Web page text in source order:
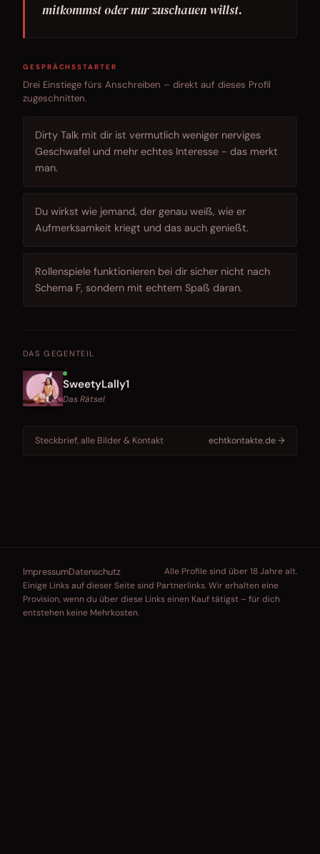
mitkommst oder nur zuschauen willst.
GESPRÄCHSSTARTER
Drei Einstiege fürs Anschreiben – direkt auf dieses Profil
zugeschnitten.
Dirty Talk mit dir ist vermutlich weniger nerviges
Geschwafel und mehr echtes Interesse - das merkt
man.
Du wirkst wie jemand, der genau weiß, wie er
Aufmerksamkeit kriegt und das auch genießt.
Rollenspiele funktionieren bei dir sicher nicht nach
Schema F, sondern mit echtem Spaß daran.
DAS GEGENTEIL
SweetyLally1
Das Rätsel
Steckbrief, alle Bilder & Kontakt echtkontakte.de →
ImpressumDatenschutz
Alle Profile sind über 18 Jahre alt.
Einige Links auf dieser Seite sind Partnerlinks. Wir erhalten eine
Provision, wenn du über diese Links einen Kauf tätigst – für dich
entstehen keine Mehrkosten.